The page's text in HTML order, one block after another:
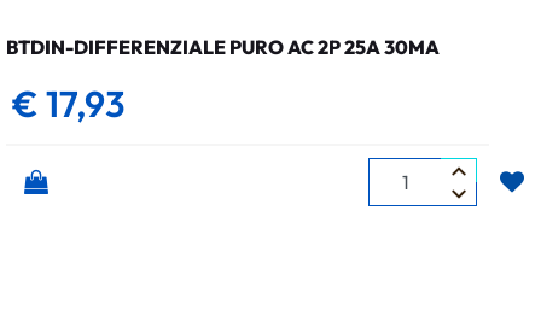
BTDIN-DIFFERENZIALE PURO AC 2P 25A 30MA
€ 17,93
Quantità